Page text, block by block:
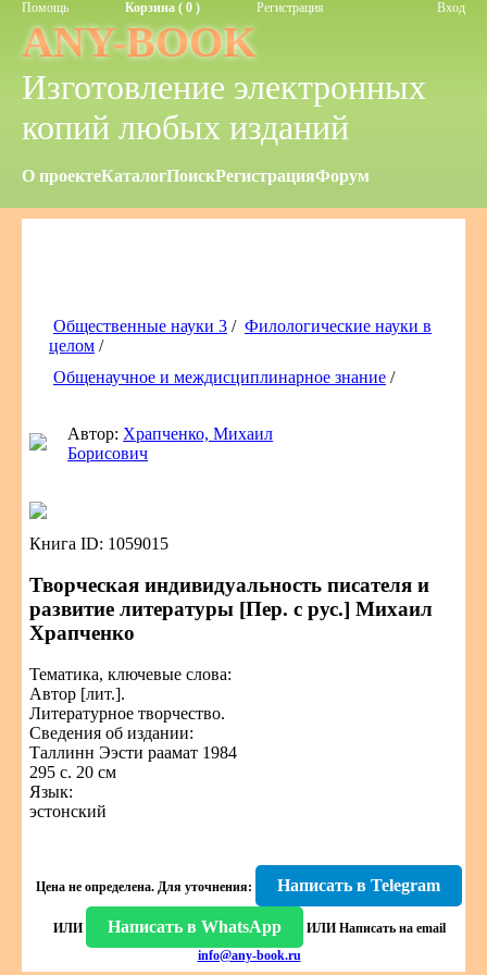
Помощь Корзина ( 0 ) Регистрация Вход
ANY-BOOK
Изготовление электронных
копий любых изданий
О проектеКаталогПоискРегистрацияФорум
Общественные науки 3 / Филологические науки в
целом /
Общенаучное и междисциплинарное знание /
Автор: Храпченко, Михаил
Борисович
Книга ID: 1059015
Творческая индивидуальность писателя и
развитие литературы [Пер. с рус.] Михаил
Храпченко
Тематика, ключевые слова:
Автор [лит.].
Литературное творчество.
Сведения об издании:
Таллинн Ээсти раамат 1984
295 с. 20 см
Язык:
эстонский
Цена не определена. Для уточнения: Написать в Telegram
ИЛИ Написать в WhatsApp ИЛИ Написать на email
info@any-book.ru